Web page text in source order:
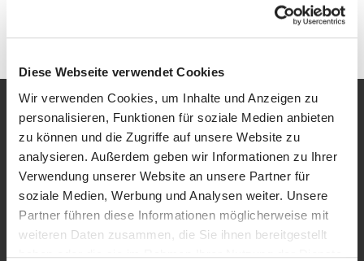
Diese Webseite verwendet Cookies
Wir verwenden Cookies, um Inhalte und Anzeigen zu
personalisieren, Funktionen für soziale Medien anbieten
zu können und die Zugriffe auf unsere Website zu
analysieren. Außerdem geben wir Informationen zu Ihrer
Verwendung unserer Website an unsere Partner für
soziale Medien, Werbung und Analysen weiter. Unsere
Partner führen diese Informationen möglicherweise mit
weiteren Daten zusammen, die Sie ihnen bereitgestellt
haben oder die sie im Rahmen Ihrer Nutzung der Dienste
Newsletter
Melden Sie sich an, um 10 % Rabatt auf Ihren ersten Einkauf zu
erhalten und über Aktionen, Neuigkeiten und Kollektionen auf
dem Laufenden zu bleiben.
Email